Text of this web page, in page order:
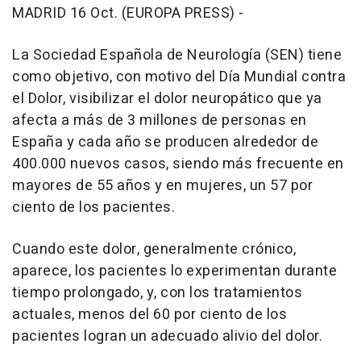
MADRID 16 Oct. (EUROPA PRESS) -
La Sociedad Española de Neurología (SEN) tiene
como objetivo, con motivo del Día Mundial contra
el Dolor, visibilizar el dolor neuropático que ya
afecta a más de 3 millones de personas en
España y cada año se producen alrededor de
400.000 nuevos casos, siendo más frecuente en
mayores de 55 años y en mujeres, un 57 por
ciento de los pacientes.
Cuando este dolor, generalmente crónico,
aparece, los pacientes lo experimentan durante
tiempo prolongado, y, con los tratamientos
actuales, menos del 60 por ciento de los
pacientes logran un adecuado alivio del dolor.